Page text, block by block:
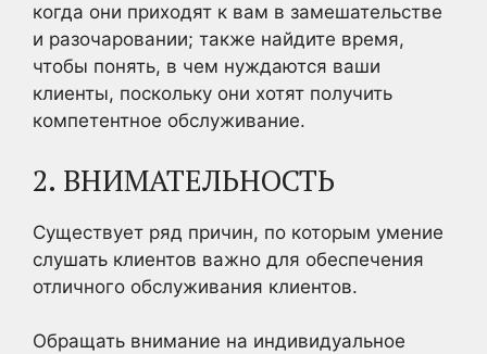
когда они приходят к вам в замешательстве
и разочаровании; также найдите время,
чтобы понять, в чем нуждаются ваши
клиенты, поскольку они хотят получить
компетентное обслуживание.
2. ВНИМАТЕЛЬНОСТЬ
Существует ряд причин, по которым умение
слушать клиентов важно для обеспечения
отличного обслуживания клиентов.
Обращать внимание на индивидуальное